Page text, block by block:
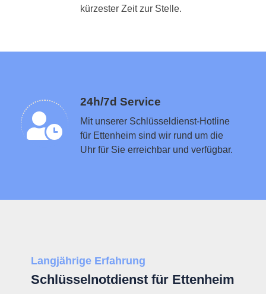
kürzester Zeit zur Stelle.
24h/7d Service
Mit unserer Schlüsseldienst-Hotline
für Ettenheim sind wir rund um die
Uhr für Sie erreichbar und verfügbar.
Schlüsseldienst in der Nähe vermitteln
Langjährige Erfahrung
Schlüsselnotdienst für Ettenheim